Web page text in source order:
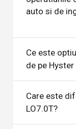
auto si de
Ce este
de pe
Care este
LO7.0T?